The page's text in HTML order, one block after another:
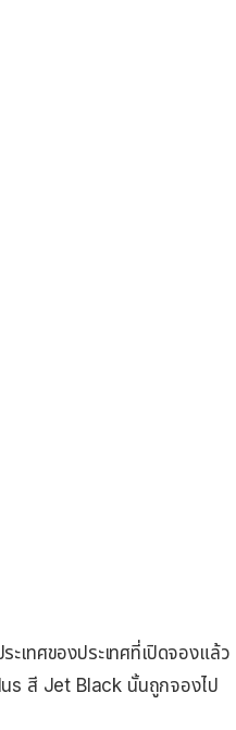
เทศของประเทศที่เปิดจองแล้ว
สี Jet Black นั้นถูกจองไป